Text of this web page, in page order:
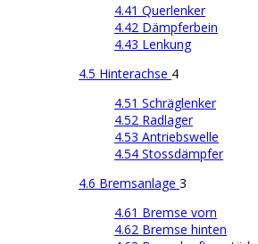
4.41 Querlenker
4.42 Dämpferbein
4.43 Lenkung
4.5 Hinterachse 4
4.51 Schräglenker
4.52 Radlager
4.53 Antriebswelle
4.54 Stossdämpfer
4.6 Bremsanlage 3
4.61 Bremse vorn
4.62 Bremse hinten